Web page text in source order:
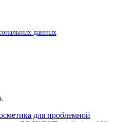
данных
для проблемной